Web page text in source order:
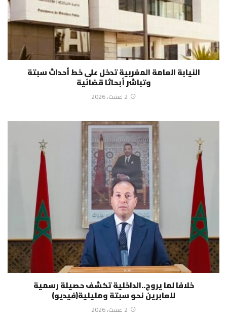
النيابة العامة المغربية تدخل على خط أحداث سبتة
وتباشر أبحاثا قضائية
2 غشت، 2026
خلافا لما يروج..الداخلية تكشف حصيلة رسمية
للعابرين نحو سبتة ومليلية(فيديو)
2 غشت، 2026